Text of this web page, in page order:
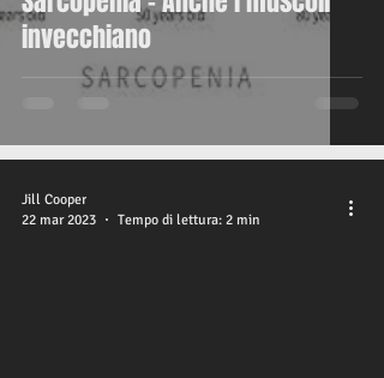
invecchiano
Jill Cooper
22 mar 2023
Tempo di lettura: 2 min